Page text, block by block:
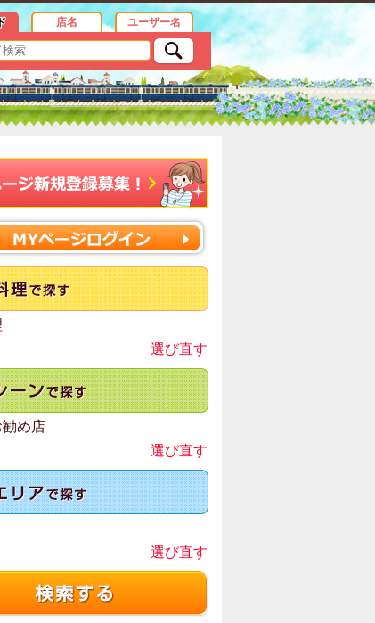
店名 ユーザー名
選び直す
め店
選び直す
選び直す